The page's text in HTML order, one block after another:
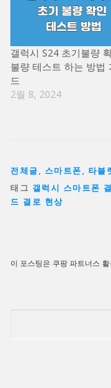
갤럭시 S24 초기불량
불량 테스트 하는 방법
드
2월 8, 2024
전체글, 스마트폰, 타블
태그 갤럭시 스마트폰
드 결로 현상
이 포스팅은 쿠팡 파트너스